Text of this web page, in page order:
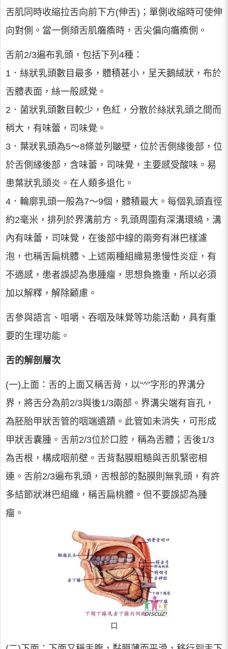
舌肌同時收縮拉舌向前下方(伸舌)；單側收縮時可使伸
向對側。當一側頦舌肌癱瘓時，舌尖偏向癱瘓側。
舌前2/3遍布乳頭，包括下列4種：
1．絲狀乳頭數目最多，體積甚小，呈天鵝絨狀，布於
舌體表面，絲一般感覺。
2．菌狀乳頭數目較少，色紅，分散於絲狀乳頭之間而
稍大，有味蕾，司味覺。
3．葉狀乳頭為5～8條並列皺壁，位於舌側緣後部，位
於舌側緣後部，含味蕾，司味覺，主要感受酸味。易
患葉狀乳頭炎。在人類多退化。
4．輪廓乳頭一般為7～9個，體積最大。每個乳頭直徑
約2毫米，排列於界溝前方。乳頭周圍有深溝環繞，溝
內有味蕾，司味覺，在後部中線的兩旁有淋巴樣濾
泡，也稱舌扁桃體、上述兩種組織易患慢性炎症，有
不適感，患者誤認為患腫瘤，思想負擔重，所以必須
加以解釋，解除顧慮。
舌參與語言、咀嚼、吞咽及味覺等功能活動，具有重
要的生理功能。
舌的解剖層次
(一)上面：舌的上面又稱舌背，以“^”字形的界溝分
界，將舌分為前2/3與後1/3兩部。界溝尖端有盲孔，
為胚胎甲狀舌管的咽端遺蹟。此管如未消失，可形成
甲狀舌囊腫。舌前2/3位於口腔，稱為舌體；舌後1/3
為舌根，構成咽前壁。舌背黏膜粗糙與舌肌緊密相
連。舌前2/3遍布乳頭，舌根部的黏膜則無乳頭，有許
多結節狀淋巴組織，稱舌扁桃體。但不要誤認為腫
瘤。
口